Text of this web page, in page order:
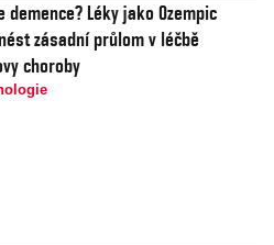
demence? Léky jako Ozempic
zásadní průlom v léčbě
choroby